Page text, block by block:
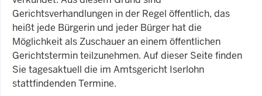
Gerichtsverhandlungen in der Regel öffentlich, das
heißt jede Bürgerin und jeder Bürger hat die
Möglichkeit als Zuschauer an einem öffentlichen
Gerichtstermin teilzunehmen. Auf dieser Seite finden
Sie tagesaktuell die im Amtsgericht Iserlohn
stattfindenden Termine.